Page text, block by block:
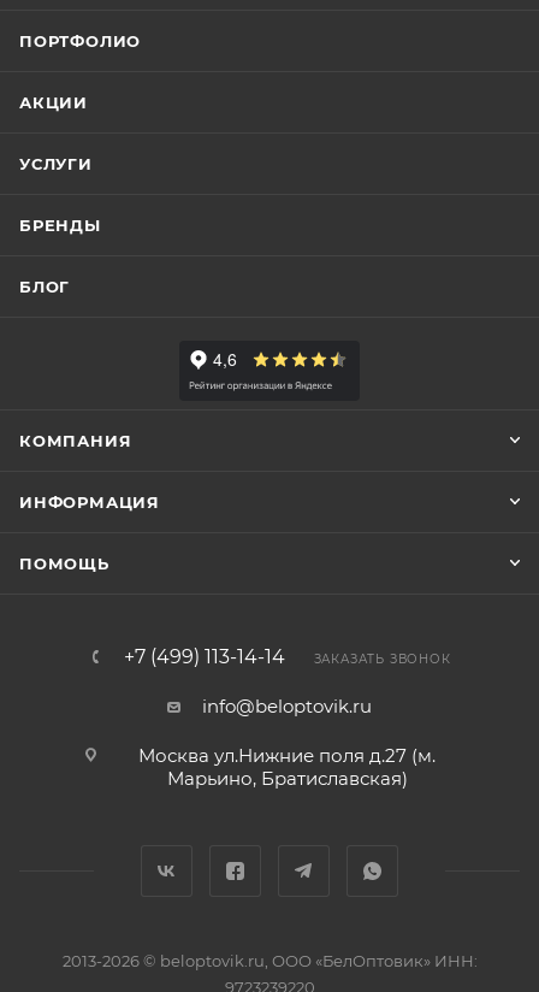
ПОРТФОЛИО
АКЦИИ
УСЛУГИ
БРЕНДЫ
БЛОГ
КОМПАНИЯ
ИНФОРМАЦИЯ
ПОМОЩЬ
+7 (499) 113-14-14 ЗАКАЗАТЬ ЗВОНОК
info@beloptovik.ru
Москва ул.Нижние поля д.27 (м.
Марьино, Братиславская)
2013-2026 © beloptovik.ru, ООО «БелОптовик» ИНН:
9723239220